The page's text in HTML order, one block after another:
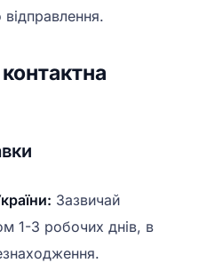
Зазвичай
1-3 робочих днів, в